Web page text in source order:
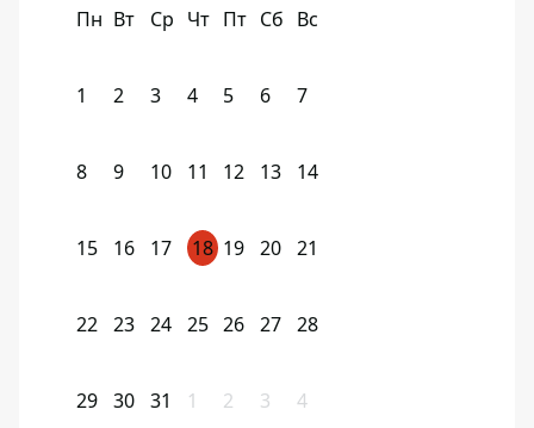
Пн Вт Ср Чт Пт Сб Вс
1 2 3 4 5 6 7
8 9 10 11 12 13 14
15 16 17 18 19 20 21
22 23 24 25 26 27 28
29 30 31 1 2 3 4